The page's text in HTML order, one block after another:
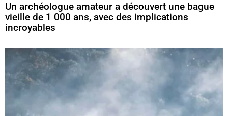
Un archéologue amateur a découvert une bague
vieille de 1 000 ans, avec des implications
incroyables